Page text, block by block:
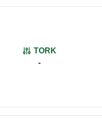
TORK
-